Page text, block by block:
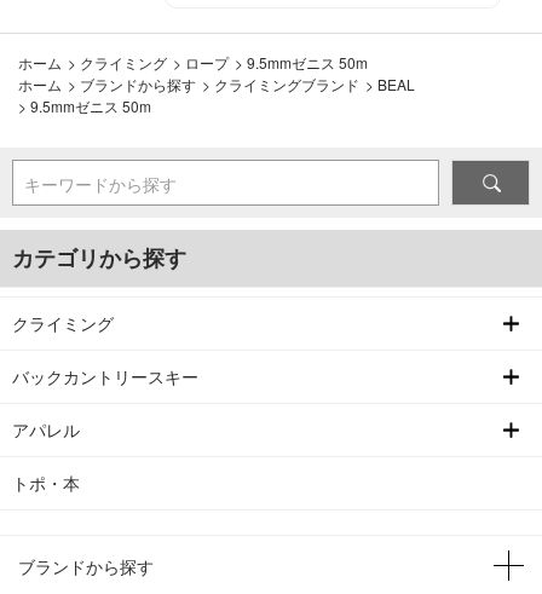
ホーム > クライミング > ロープ > 9.5mmゼニス 50m
ホーム > ブランドから探す > クライミングブランド > BEAL
> 9.5mmゼニス 50m
キーワードから探す
カテゴリから探す
クライミング
バックカントリースキー
アパレル
トポ・本
ブランドから探す